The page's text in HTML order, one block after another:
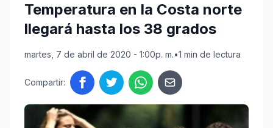
Temperatura en la Costa norte
llegará hasta los 38 grados
martes, 7 de abril de 2020 - 1:00p. m.•1 min de lectura
Compartir: